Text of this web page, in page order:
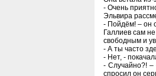
- Очень
Эльвира
- Пойдём! – он
Галлиев сам
свободным и
- А ты часто
- Нет, -
- Случайно?! –
спросил он